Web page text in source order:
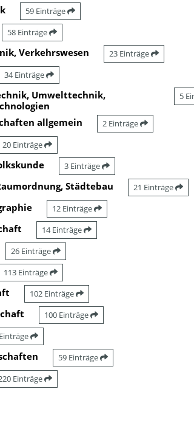
59 Einträge
58 Einträge
Verkehrswesen 23 Einträge
34 Einträge
Umwelttechnik,
5
allgemein 2 Einträge
20 Einträge
3 Einträge
Städtebau 21 Einträge
12 Einträge
14 Einträge
26 Einträge
113 Einträge
102 Einträge
100 Einträge
59 Einträge
Einträge